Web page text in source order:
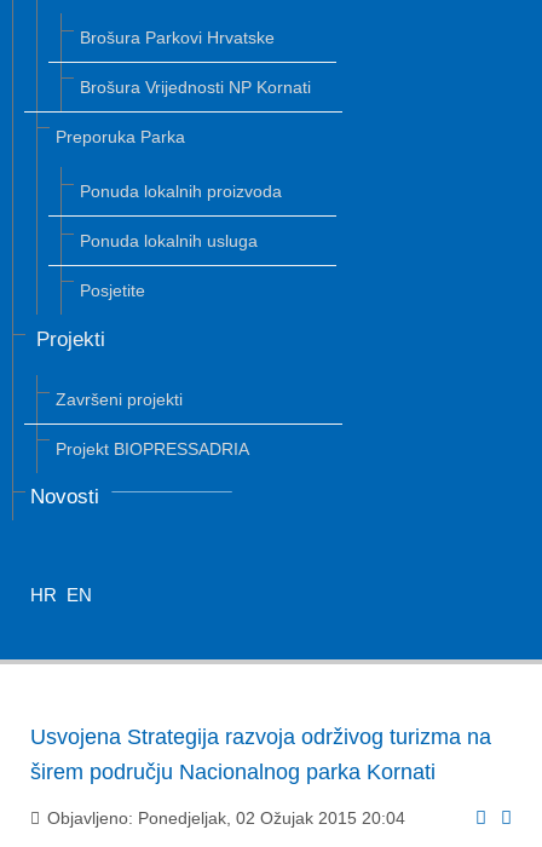
Brošura Parkovi Hrvatske
Brošura Vrijednosti NP Kornati
Preporuka Parka
Ponuda lokalnih proizvoda
Ponuda lokalnih usluga
Posjetite
Projekti
Završeni projekti
Projekt BIOPRESSADRIA
Novosti
HR EN
Usvojena Strategija razvoja održivog turizma na
širem području Nacionalnog parka Kornati
Objavljeno: Ponedjeljak, 02 Ožujak 2015 20:04